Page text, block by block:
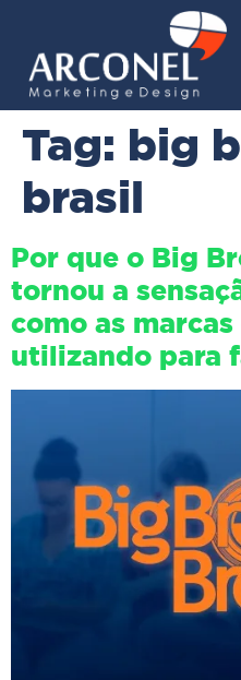
Tag: big
brasil
Por que o Big
tornou a
como as
utilizando para